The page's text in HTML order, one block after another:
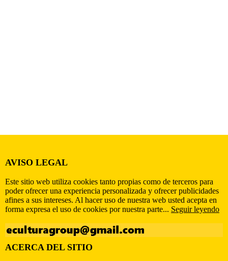
AVISO LEGAL
Este sitio web utiliza cookies tanto propias como de terceros para
poder ofrecer una experiencia personalizada y ofrecer publicidades
afines a sus intereses. Al hacer uso de nuestra web usted acepta en
forma expresa el uso de cookies por nuestra parte... Seguir leyendo
ACERCA DEL SITIO